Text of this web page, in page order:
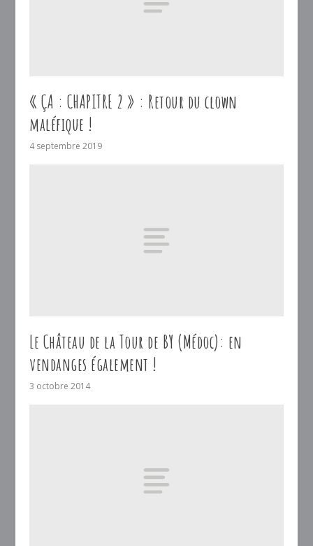
« ÇA : CHAPITRE 2 » : Retour du clown
maléfique !
4 septembre 2019
Le Château de la Tour de BY (Médoc): en
vendanges également !
3 octobre 2014